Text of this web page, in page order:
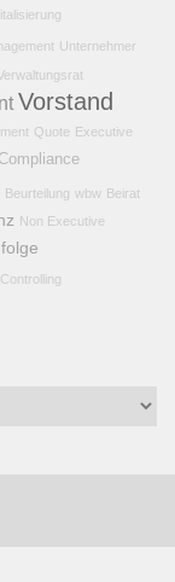
Unternehmer
Vorstand
Quote Executive
Compliance
Beurteilung wbw Beirat
Non Executive
Controlling